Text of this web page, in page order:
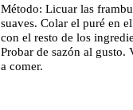
Método: Licuar las
suaves. Colar el puré en
con el resto de los
Probar de sazón al gusto.
a comer.